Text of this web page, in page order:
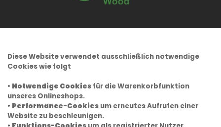
Diese Website verwendet ausschließlich notwendige
Cookies wie folgt
• Notwendige Cookies für die Warenkorbfunktion
unseres Onlineshops.
• Performance-Cookies um erneutes Aufrufen einer
Website zu beschleunigen.